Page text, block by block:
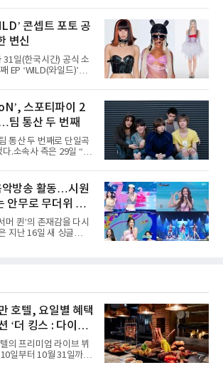
이 출연진 명단에 이름
스킹과 각종 페스티벌,
경험을 쌓아왔다.이들
를 비롯해 '뷰티풀 민트
국제록페스티벌' 등 대
당찬 에너지와 풋풋한
도장을 찍었다.이후
판타지 2025-2026',
, 올해 '2026 어썸뮤직
라이프 2026', '2026
콘셉트 포토 공
변신
31일(한국시간) 공식 소
EP ‘WILD(와일드)’의
제목이 붙은 콘셉트 포
이고 야성적인 면모가
이섀도와 푸른빛·금빛·
현실적인 분위기를 자
칙하게 뒤섞인 멀티컬
랙 립 메이크업이 낯설
완성했다.스타일링 역
. 멤버들은 각기 다른 개
스포티파이 2
팀 통산 두 번째
통산 두 번째로 단일곡
.소속사 측은 29일 “코
플랫폼 스포티파이에
수 2억 회를 돌파했
된 지 약 10개월 만이다.
밍 곡은 동일 음반에 수
공개 약 9개월 만인 지
를 밟았다. 이는 최근 5
곡 중 최단기 2억 달성
지는, 만원” 등 멤버들
방송 활동…시원
안무로 무더위 사
머 퀸’의 존재감을 다시
지난 16일 새 싱글
'인기가요' 등 주요 음
한 퍼포먼스를 펼쳤다.
른 볼거리를 선사했다.
비치웨어부터 청량한
는 물결을 연상시키는
의 스타일링까지 각기
브걸은 다채로운 여름
며 보
호텔, 요일별 혜택
‘더 킹스 : 다이닝
의 프리미엄 라이브 뷔
일부터 10월 31일까지